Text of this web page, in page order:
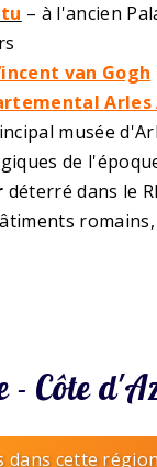
– à l'ancien
van Gogh
musée
de
déterré dans le
- Côte
dans cette